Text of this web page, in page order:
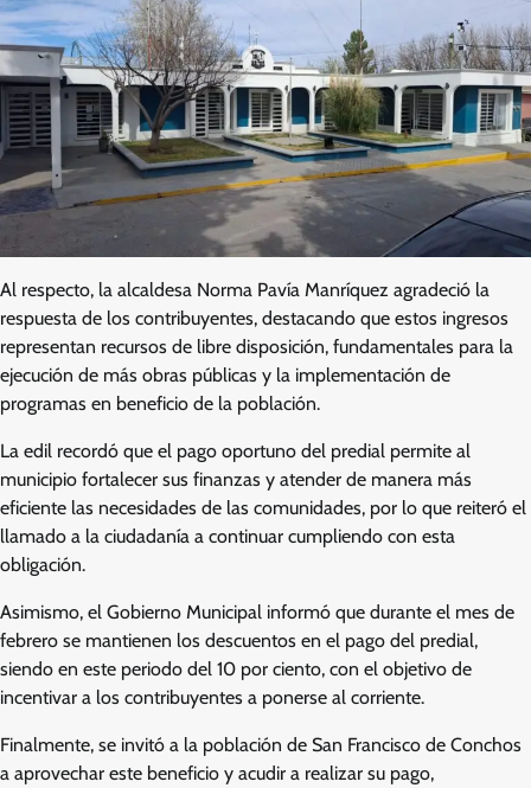
Al respecto, la alcaldesa Norma Pavía Manríquez agradeció la
respuesta de los contribuyentes, destacando que estos ingresos
representan recursos de libre disposición, fundamentales para la
ejecución de más obras públicas y la implementación de
programas en beneficio de la población.
La edil recordó que el pago oportuno del predial permite al
municipio fortalecer sus finanzas y atender de manera más
eficiente las necesidades de las comunidades, por lo que reiteró el
llamado a la ciudadanía a continuar cumpliendo con esta
obligación.
Asimismo, el Gobierno Municipal informó que durante el mes de
febrero se mantienen los descuentos en el pago del predial,
siendo en este periodo del 10 por ciento, con el objetivo de
incentivar a los contribuyentes a ponerse al corriente.
Finalmente, se invitó a la población de San Francisco de Conchos
a aprovechar este beneficio y acudir a realizar su pago,